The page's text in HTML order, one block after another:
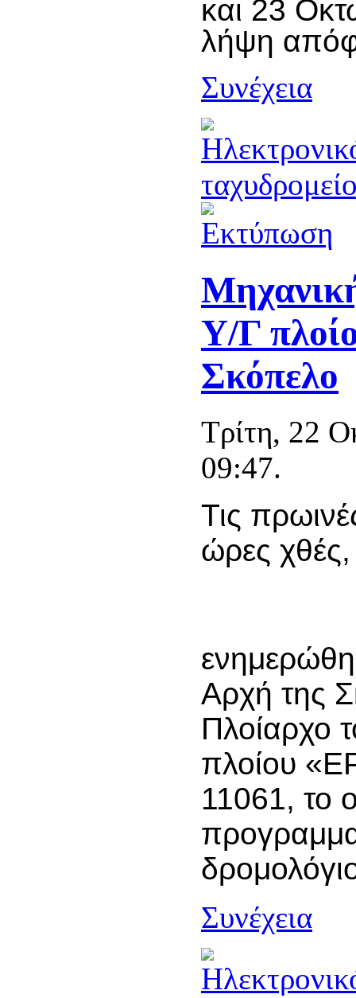
και 23
λήψη
Συνέχεια
Υ/Γ
Σκόπελο
Τρίτη, 22
09:47.
Τις
ώρες χθές,
Αρχή της
Πλοίαρχο
πλοίου
11061, το
Συνέχεια